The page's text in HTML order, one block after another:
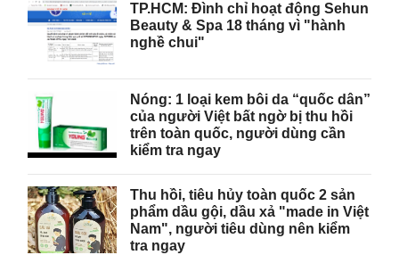
TP.HCM: Đình chỉ hoạt động Sehun
Beauty & Spa 18 tháng vì "hành
nghề chui"
Nóng: 1 loại kem bôi da “quốc dân”
của người Việt bất ngờ bị thu hồi
trên toàn quốc, người dùng cần
kiểm tra ngay
Thu hồi, tiêu hủy toàn quốc 2 sản
phẩm dầu gội, dầu xả "made in Việt
Nam", người tiêu dùng nên kiểm
tra ngay